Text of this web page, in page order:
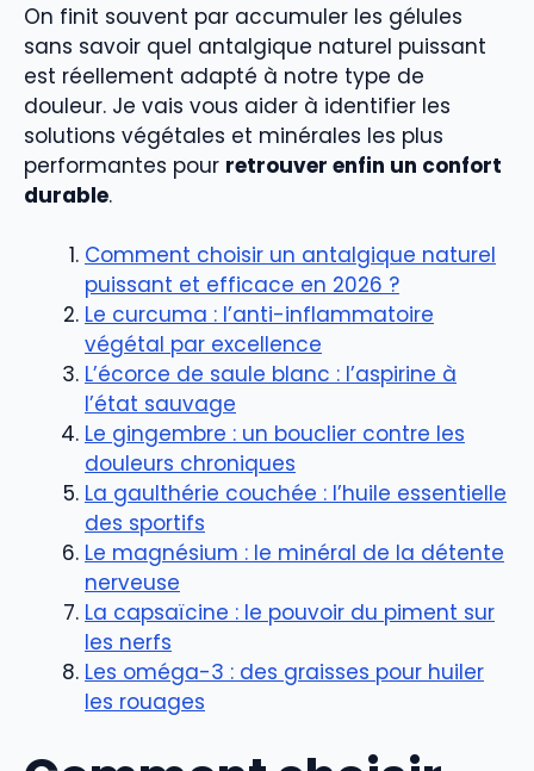
On finit souvent par accumuler les gélules
sans savoir quel antalgique naturel puissant
est réellement adapté à notre type de
douleur. Je vais vous aider à identifier les
solutions végétales et minérales les plus
performantes pour retrouver enfin un confort
durable.
Comment choisir un antalgique naturel
puissant et efficace en 2026 ?
Le curcuma : l’anti-inflammatoire
végétal par excellence
L’écorce de saule blanc : l’aspirine à
l’état sauvage
Le gingembre : un bouclier contre les
douleurs chroniques
La gaulthérie couchée : l’huile essentielle
des sportifs
Le magnésium : le minéral de la détente
nerveuse
La capsaïcine : le pouvoir du piment sur
les nerfs
Les oméga-3 : des graisses pour huiler
les rouages